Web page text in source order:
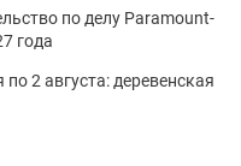
по делу Paramount-
года
2 августа: деревенская